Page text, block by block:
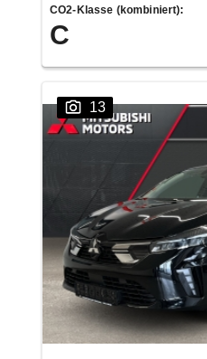
CO2-Klasse (kombiniert):
C
13